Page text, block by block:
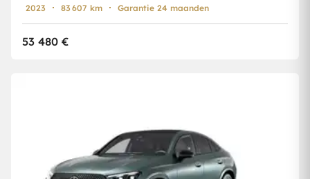
2023 83 607 km Garantie 24 maanden
53 480 €